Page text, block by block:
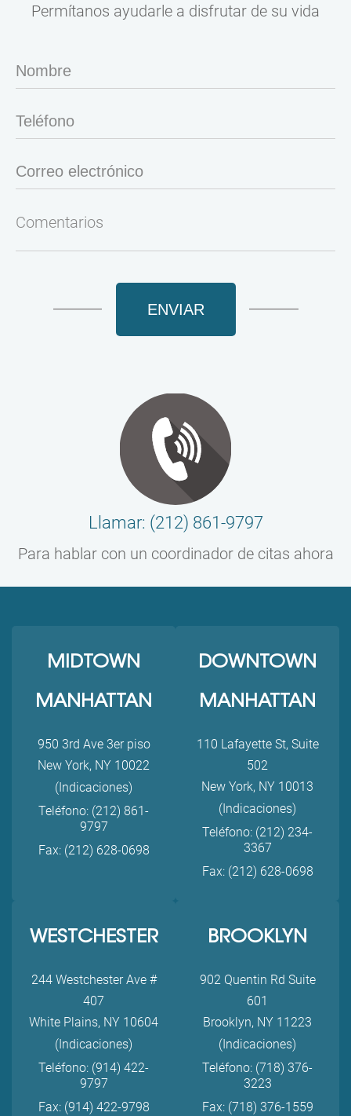
Permítanos ayudarle a disfrutar de su vida
ENVIAR
Llamar: (212) 861-9797
Para hablar con un coordinador de citas ahora
MIDTOWN
MANHATTAN
950 3rd Ave 3er piso
New York, NY 10022
(Indicaciones)
Teléfono: (212) 861-
9797
Fax: (212) 628-0698
DOWNTOWN
MANHATTAN
110 Lafayette St, Suite
502
New York, NY 10013
(Indicaciones)
Teléfono: (212) 234-
3367
Fax: (212) 628-0698
WESTCHESTER
244 Westchester Ave #
407
White Plains, NY 10604
(Indicaciones)
Teléfono: (914) 422-
9797
Fax: (914) 422-9798
BROOKLYN
902 Quentin Rd Suite
601
Brooklyn, NY 11223
(Indicaciones)
Teléfono: (718) 376-
3223
Fax: (718) 376-1559